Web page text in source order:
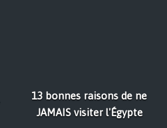
13 bonnes raisons de ne
JAMAIS visiter l'Égypte